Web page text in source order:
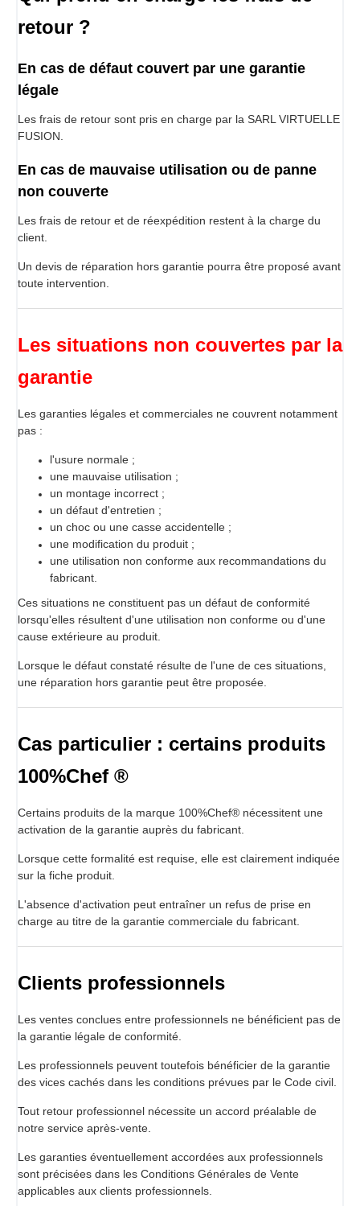
retour ?
En cas de défaut couvert par une garantie
légale
Les frais de retour sont pris en charge par la SARL VIRTUELLE
FUSION.
En cas de mauvaise utilisation ou de panne
non couverte
Les frais de retour et de réexpédition restent à la charge du
client.
Un devis de réparation hors garantie pourra être proposé avant
toute intervention.
Les situations non couvertes par la
garantie
Les garanties légales et commerciales ne couvrent notamment
pas :
l'usure normale ;
une mauvaise utilisation ;
un montage incorrect ;
un défaut d'entretien ;
un choc ou une casse accidentelle ;
une modification du produit ;
une utilisation non conforme aux recommandations du
fabricant.
Ces situations ne constituent pas un défaut de conformité
lorsqu'elles résultent d'une utilisation non conforme ou d'une
cause extérieure au produit.
Lorsque le défaut constaté résulte de l'une de ces situations,
une réparation hors garantie peut être proposée.
Cas particulier : certains produits
100%Chef ®
Certains produits de la marque 100%Chef® nécessitent une
activation de la garantie auprès du fabricant.
Lorsque cette formalité est requise, elle est clairement indiquée
sur la fiche produit.
L'absence d'activation peut entraîner un refus de prise en
charge au titre de la garantie commerciale du fabricant.
Clients professionnels
Les ventes conclues entre professionnels ne bénéficient pas de
la garantie légale de conformité.
Les professionnels peuvent toutefois bénéficier de la garantie
des vices cachés dans les conditions prévues par le Code civil.
Tout retour professionnel nécessite un accord préalable de
notre service après-vente.
Les garanties éventuellement accordées aux professionnels
sont précisées dans les Conditions Générales de Vente
applicables aux clients professionnels.